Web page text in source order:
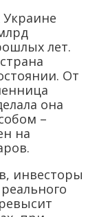
Украине
лет.
От
она
–
на
инвесторы